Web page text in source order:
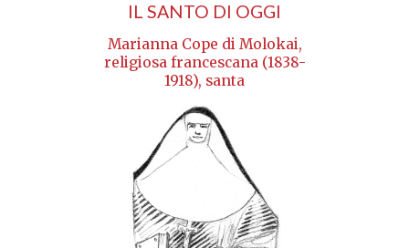
IL SANTO DI OGGI
Marianna Cope di Molokai,
religiosa francescana (1838-
1918), santa